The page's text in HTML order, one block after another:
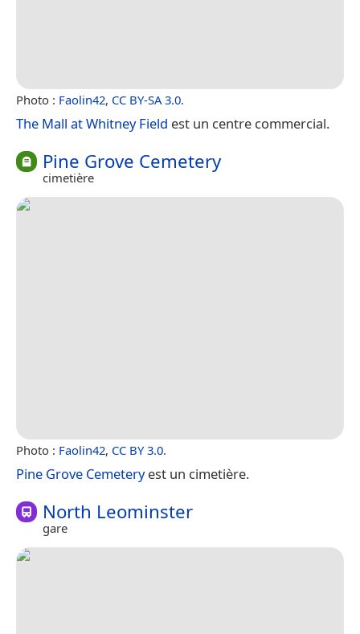
Photo : Faolin42, CC BY-SA 3.0.
The Mall at Whitney Field est un centre commercial.
Pine Grove Cemetery
cimetière
Photo : Faolin42, CC BY 3.0.
Pine Grove Cemeteryest un cimetière.
North Leominster
gare